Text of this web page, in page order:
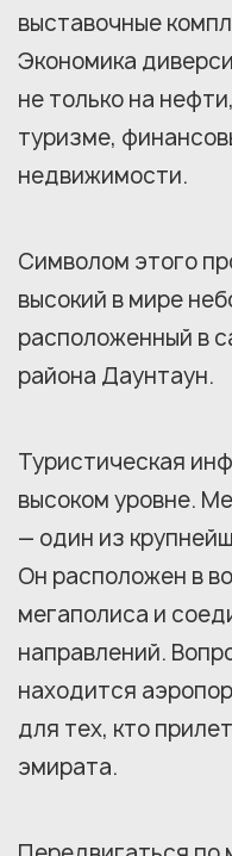
выставочные
Экономика
не только на
туризме,
недвижимости.
Символом этого
высокий в мире
расположенный в
района Даунтаун.
Туристическая
высоком уровне.
— один из
Он расположен в
мегаполиса и
направлений.
находится
для тех, кто
эмирата.